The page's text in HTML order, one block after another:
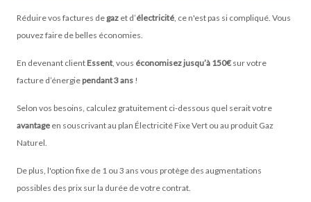
Réduire vos factures de gaz et d’électricité , ce n'est pas si compliqué. Vous
pouvez faire de belles économies.
En devenant client Essent, vous économisez jusqu’à 150€sur votre
facture d’énergie pendant 3 ans !
Selon vos besoins, calculez gratuitement ci-dessous quel serait votre
avantage en souscrivant au plan Électricité Fixe Vert ou au produit Gaz
Naturel.
De plus, l'option fixe de 1 ou 3 ans vous protège des augmentations
possibles des prix sur la durée de votre contrat.